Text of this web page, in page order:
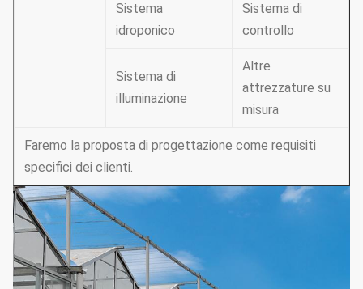
Sistema
idroponico
Sistema di
controllo
Sistema di
illuminazione
Altre
attrezzature su
misura
Faremo la proposta di progettazione come requisiti
specifici dei clienti.